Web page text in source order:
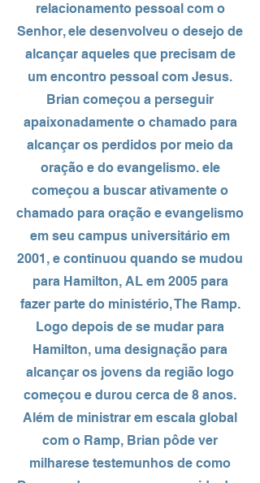
relacionamento pessoal com o
Senhor, ele desenvolveu o desejo de
alcançar aqueles que precisam de
um encontro pessoal com Jesus.
Brian começou a perseguir
apaixonadamente o chamado para
alcançar os perdidos por meio da
oração e do evangelismo. ele
começou a buscar ativamente o
chamado para oração e evangelismo
em seu campus universitário em
2001, e continuou quando se mudou
para Hamilton, AL em 2005 para
fazer parte do ministério, The Ramp.
Logo depois de se mudar para
Hamilton, uma designação para
alcançar os jovens da região logo
começou e durou cerca de 8 anos.
Além de ministrar em escala global
com o Ramp, Brian pôde ver
milharese testemunhos de como